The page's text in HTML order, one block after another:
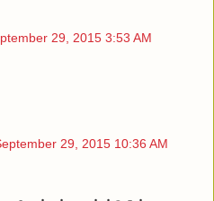
29, 2015 3:53 AM
29, 2015 10:36 AM